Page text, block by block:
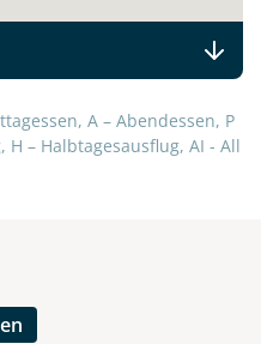
A – Abendessen, P
H – Halbtagesausflug, AI - All